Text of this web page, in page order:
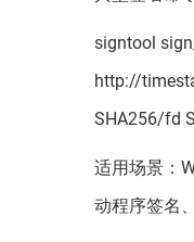
signtool
http://
SHA256/fd
适用场景：
动程序签名